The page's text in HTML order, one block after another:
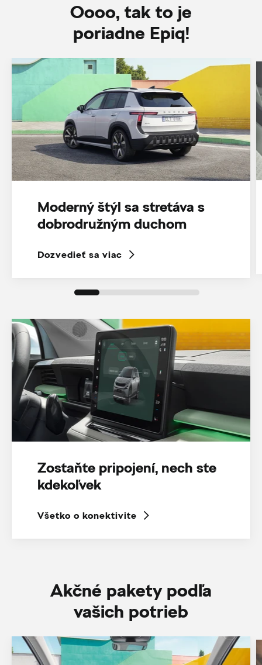
Oooo, tak to je
poriadne Epiq!
Moderný štýl sa stretáva s
dobrodružným duchom
Dozvedieť sa viac
Zostaňte pripojení, nech ste
kdekoľvek
Všetko o konektivite
Akčné pakety podľa
vašich potrieb